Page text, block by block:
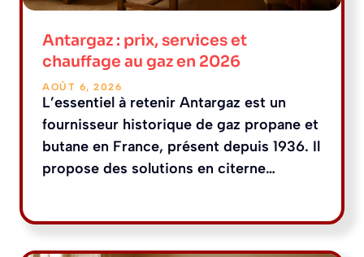
Antargaz : prix, services et
chauffage au gaz en 2026
AOÛT 6, 2026
L’essentiel à retenir Antargaz est un
fournisseur historique de gaz propane et
butane en France, présent depuis 1936. Il
propose des solutions en citerne…